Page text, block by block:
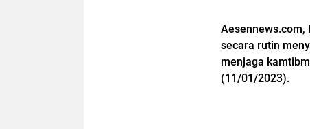
Aesennews.com,
secara rutin
menjaga
(11/01/2023).